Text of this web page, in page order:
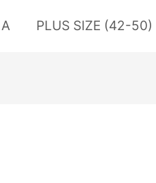
PLUS SIZE (42-50)